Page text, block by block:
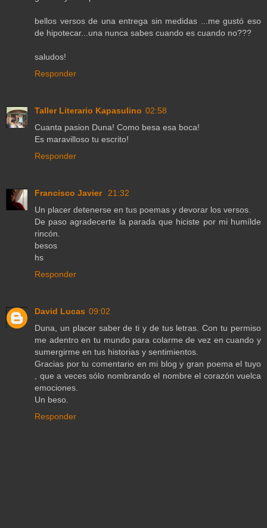
bellos versos de una entrega sin medidas ...me gustó eso
de hipotecar...una nunca sabes cuando es cuando no???
saludos!
Responder
Taller Literario Kapasulino 02:58
Cuanta pasion Duna! Como besa esa boca!
Es maravilloso tu escrito!
Responder
Francisco Javier
21:32
Un placer detenerse en tus poemas y devorar los versos.
De paso agradecerte la parada que hiciste por mi humílde
rincón.
besos
hs
Responder
David Lucas 09:02
Duna, un placer saber de ti y de tus letras. Con tu permiso
me adentro en tu mundo para colarme de vez en cuando y
sumergirme en tus historias y sentimientos.
Gracias por tu comentario en mi blog y gran poema el tuyo
, que a veces sólo nombrando el nombre el corazón vuelca
emociones.
Un beso.
Responder